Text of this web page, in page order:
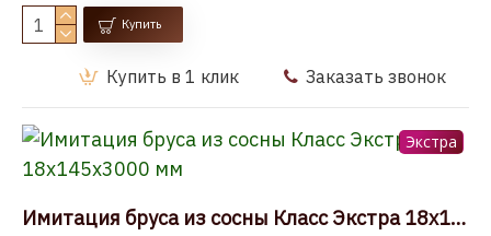
Купить
Купить в 1 клик Заказать звонок
Экстра
Имитация бруса из сосны Класс Экстра 18x145x3000 мм